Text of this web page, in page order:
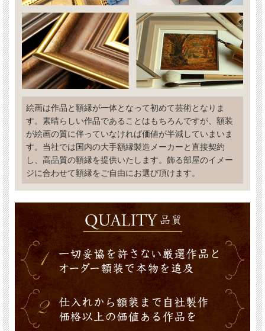
絵画は作品と額縁が一体となって初めて芸術となりま
す。素晴らしい作品であることはもちろんですが、額装
が絵画の質に伴っていなければ価値が半減していまいま
す。当社では国内の大手額縁製造メーカーと直接契約
し、高品質の額縁を提供いたします。飾る部屋のイメー
ジに合わせて額縁をご自由にお選び頂けます。